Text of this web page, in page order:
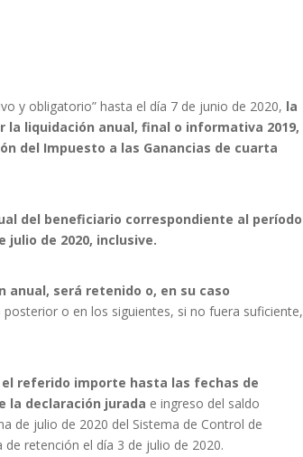
y obligatorio” hasta el día 7 de junio de 2020, la
la liquidación anual, final o informativa 2019,
del Impuesto a las Ganancias de cuarta
del beneficiario correspondiente al período
julio de 2020, inclusive.
anual, será retenido o, en su caso
o en los siguientes, si no fuera suficiente,
referido importe hasta las fechas de
la declaración jurada e ingreso del saldo
de julio de 2020 del Sistema de Control de
retención el día 3 de julio de 2020.